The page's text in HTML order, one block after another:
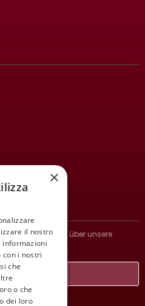
dem Laufenden über unsere
×
il nostro
informazioni
i nostri
che
o che
dei loro